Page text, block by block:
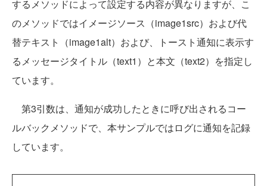
するメソッドによって設定する内容が異なりますが、こ
のメソッドではイメージソース（image1src）および代
替テキスト（image1alt）および、トースト通知に表示す
るメッセージタイトル（text1）と本文（text2）を指定し
ています。
第3引数は、通知が成功したときに呼び出されるコー
ルバックメソッドで、本サンプルではログに通知を記録
しています。